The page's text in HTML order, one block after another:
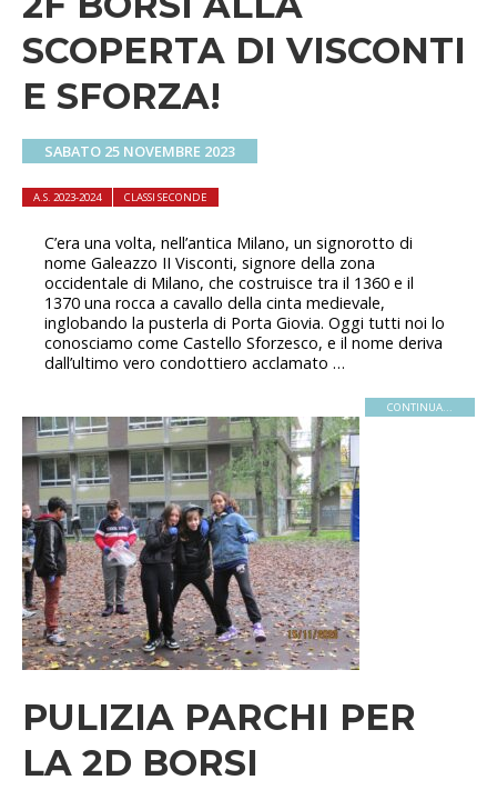
SCOPERTA DI VISCONTI
E SFORZA!
SABATO 25 NOVEMBRE 2023
A.S. 2023-2024 CLASSI SECONDE
C’era una volta, nell’antica Milano, un signorotto di
nome Galeazzo II Visconti, signore della zona
occidentale di Milano, che costruisce tra il 1360 e il
1370 una rocca a cavallo della cinta medievale,
inglobando la pusterla di Porta Giovia. Oggi tutti noi lo
conosciamo come Castello Sforzesco, e il nome deriva
dall’ultimo vero condottiero acclamato …
CONTINUA...
PULIZIA PARCHI PER
LA 2D BORSI